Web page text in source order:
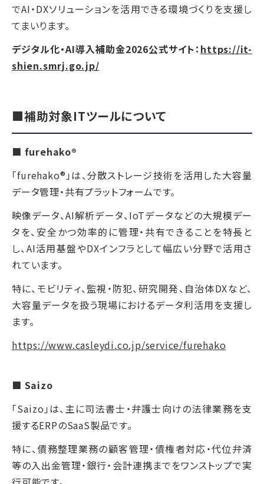
でAI・DXソリューションを活用できる環境づくりを支援し
てまいります。
デジタル化・AI導入補助金2026公式サイト： https://it-
shien.smrj.go.jp/
■補助対象ITツールについて
■ furehako®
「furehako®」は、分散ストレージ技術を活用した大容量
データ管理・共有プラットフォームです。
映像データ、AI解析データ、IoTデータなどの大規模デー
タを、安全かつ効率的に管理・共有できることを特長と
し、AI活用基盤やDXインフラとして幅広い分野で活用さ
れています。
特に、モビリティ、監視・防犯、研究開発、自治体DXなど、
大容量データを扱う現場におけるデータ利活用を支援し
ます。
https://www.casleydi.co.jp/service/furehako
■ Saizo
「Saizo」は、主に司法書士・弁護士向けの法律業務を支
援するERPのSaaS製品です。
特に、債務整理業務の顧客管理・債権者対応・代位弁済
等の入出金管理・銀行・会計連携までをワンストップで実